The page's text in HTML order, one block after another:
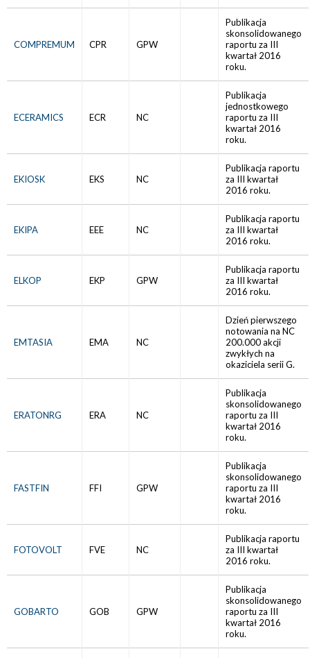
COMPREMUM CPR GPW
Publikacja
skonsolidowanego
raportu za III
kwartał 2016
roku.
ECERAMICS ECR NC
Publikacja
jednostkowego
raportu za III
kwartał 2016
roku.
EKIOSK EKS NC
Publikacja raportu
za III kwartał
2016 roku.
EKIPA EEE NC
Publikacja raportu
za III kwartał
2016 roku.
ELKOP EKP GPW
Publikacja raportu
za III kwartał
2016 roku.
EMTASIA EMA NC
Dzień pierwszego
notowania na NC
200.000 akcji
zwykłych na
okaziciela serii G.
ERATONRG ERA NC
Publikacja
skonsolidowanego
raportu za III
kwartał 2016
roku.
FASTFIN FFI GPW
Publikacja
skonsolidowanego
raportu za III
kwartał 2016
roku.
FOTOVOLT FVE NC
Publikacja raportu
za III kwartał
2016 roku.
GOBARTO GOB GPW
Publikacja
skonsolidowanego
raportu za III
kwartał 2016
roku.